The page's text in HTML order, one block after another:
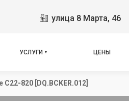
улица 8 Марта, 46
УСЛУГИ ЦЕНЫ
C22-820 [DQ.BCKER.012]